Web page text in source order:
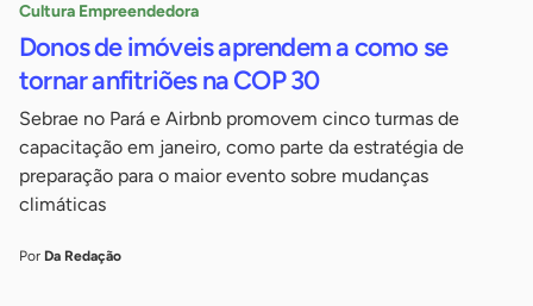
Cultura Empreendedora
Donos de imóveis aprendem a como se
tornar anfitriões na COP 30
Sebrae no Pará e Airbnb promovem cinco turmas de
capacitação em janeiro, como parte da estratégia de
preparação para o maior evento sobre mudanças
climáticas
Por Da Redação